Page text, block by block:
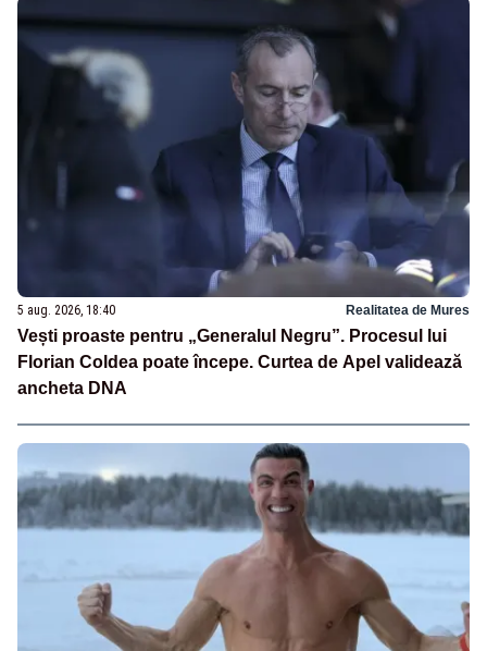
5 aug. 2026, 18:40 Realitatea de Mures
Vești proaste pentru „Generalul Negru”. Procesul lui
Florian Coldea poate începe. Curtea de Apel validează
ancheta DNA